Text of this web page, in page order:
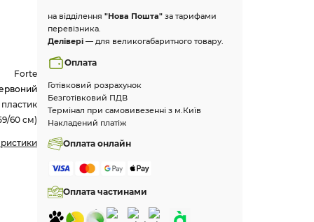
Forte
пластик
60 см)
на відділення"Нова Пошта"за тарифами
перевізника.
Делівері — для великогабаритного товару.
Оплата
Готівковий розрахунок
Безготівковий ПДВ
Термінал при самовивезенні з м.Київ
Накладений платіж
Оплата онлайн
Оплата частинами